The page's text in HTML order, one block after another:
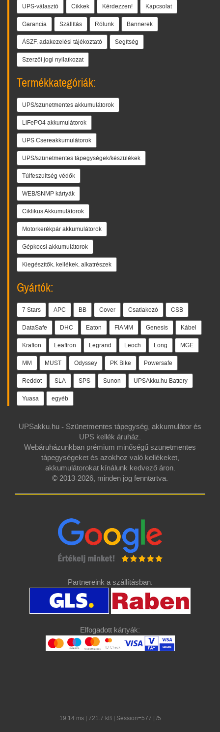
UPS-választó Cikkek Kérdezzen! Kapcsolat
Garancia Szállítás Rólunk Bannerek
ÁSZF, adakezelési tájékoztató Segítség
Szerzői jogi nyilatkozat
Termékkategóriák:
UPS/szünetmentes akkumulátorok
LiFePO4 akkumulátorok
UPS Csereakkumulátorok
UPS/szünetmentes tápegységek/készülékek
Túlfeszültség védők
WEB/SNMP kártyák
Ciklikus Akkumulátorok
Motorkerékpár akkumulátorok
Gépkocsi akkumulátorok
Kiegészítők, kellékek, alkatrészek
Gyártók:
7 Stars APC BB Cover Csatlakozó CSB
DataSafe DHC Eaton FIAMM Genesis Kábel
Krafton Leaftron Legrand Leoch Long MGE
MM MUST Odyssey PK Bike Powersafe
Reddot SLA SPS Sunon UPSAkku.hu Battery
Yuasa egyéb
UPSakku.hu - Szünetmentes tápegység, akkumulátor és
UPS kellék áruház.
Webáruházunkban prémium minőségű szünetmentes
tápegységeket és azokhoz való kellékeket,
akkumulátorokat kínálunk kedvező áron.
© 2013-2026, minden jog fenntartva.
Partnereink a szállításban:
Elfogadott kártyák:
19.14 ms | 721.7 kB | Session=577 | /5